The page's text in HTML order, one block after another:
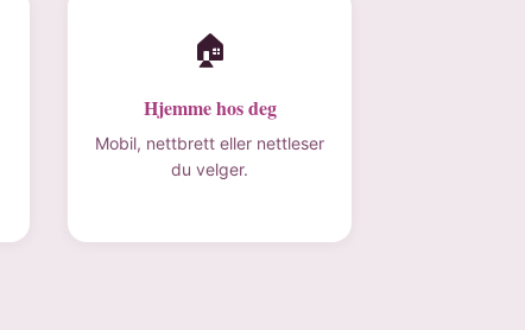
🏠
Hjemme hos deg
Mobil, nettbrett eller nettleser
du velger.